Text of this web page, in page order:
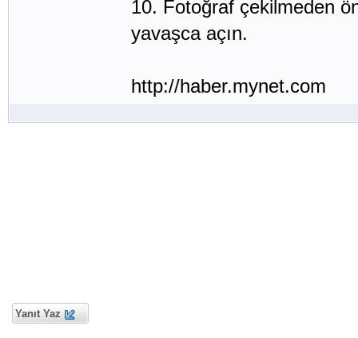
10. Fotoğraf çekilmeden
yavaşca açın.
http://haber.mynet.com
Yanıt Yaz